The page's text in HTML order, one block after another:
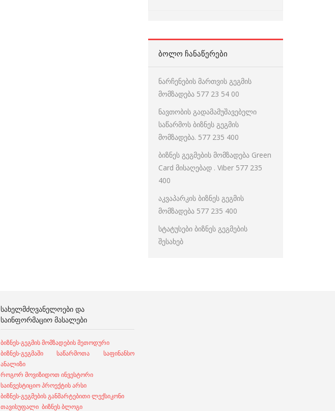
ᲑᲝᲚᲝ ᲩᲐᲜᲐᲬᲔᲠᲔᲑᲘ
ნარჩენების მართვის გეგმის
მომზადება 577 23 54 00
ნავთობის გადამამუშავებელი
საწარმოს ბიზნეს გეგმის
მომზადება. 577 235 400
ბიზნეს გეგმების მომზადება Green
Card მისაღებად . Viber 577 235
400
აკვაპარკის ბიზნეს გეგმის
მომზადება 577 235 400
სტატუსები ბიზნეს გეგმების
შესახებ
ᲡᲐᲮᲔᲚᲛᲫᲦᲕᲐᲜᲔᲚᲝᲔᲑᲘ ᲓᲐ
ᲡᲐᲘᲜᲤᲝᲠᲛᲐᲪᲘᲝ ᲛᲐᲡᲐᲚᲔᲑᲘ
ბიზნეს-გეგმის მომზადების მეთოდური
ბიზნეს-გეგმაში საწარმოთა საფინანსო
ანალიზი
როგორ მოვიზიდოთ ინვესტორი
საინვესტიციო პროექტის არსი
ბიზნეს-გეგმების განმარტებითი ლექსიკონი
თავისუფალი ბიზნეს ბლოგი